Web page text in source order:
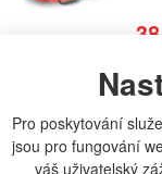
Pro poskytování
jsou pro fungování
váš uživatelský